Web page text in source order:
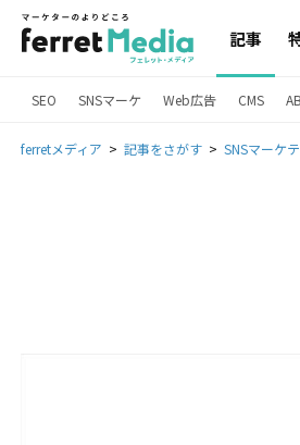
記事
SEO SNSマーケ Web広告 CMS
ferretメディア 記事をさがす SNSマーケ